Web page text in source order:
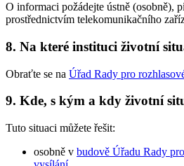
O informaci požádejte ústně (osobně),
prostřednictvím telekomunikačního
8. Na které instituci životní
Obraťte se na Úřad Rady pro
9. Kde, s kým a kdy životní
Tuto situaci můžete řešit:
osobně v budově Úřadu Rady